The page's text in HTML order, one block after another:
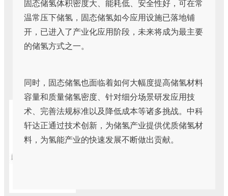
固态储氢体积密度大、能耗低、安全性好，可在常
温常压下储氢，固态储氢如今应用设施已落地铺
开，已进入了产业化应用阶段，未来将成为最主要
的储氢方式之一。
同时，固态储氢也面临着如何大幅度提高储氢材料
容量和质量储氢密度、针对细分场景研发应用技
术、完善法规标准以及降低成本等诸多挑战。中科
轩达正通过技术创新，为储氢产业提供优质储氢材
料，为氢能产业的快速发展不断做出贡献。